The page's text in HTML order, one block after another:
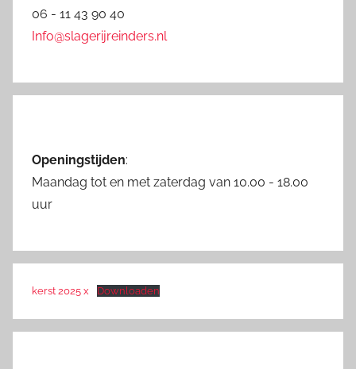
06 - 11 43 90 40
Info@slagerijreinders.nl
Openingstijden:
Maandag tot en met zaterdag van 10.00 - 18.00
uur
kerst 2025 x Downloaden